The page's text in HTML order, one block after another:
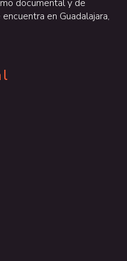
documental y de
en Guadalajara,